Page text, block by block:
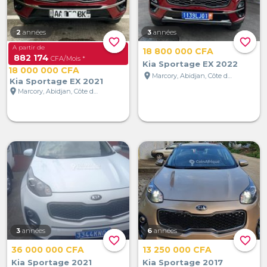
favorite_border
2 années
A partir de
882 174 CFA/Mois *
18 000 000 CFA
Kia Sportage EX 2021
location_on
Marcory, Abidjan, Côte d'Ivoire
favorite_border
3 années
18 800 000 CFA
Kia Sportage EX 2022
location_on
Marcory, Abidjan, Côte d'Ivoire
favorite_border
3 années
36 000 000 CFA
Kia Sportage 2021
favorite_border
6 années
13 250 000 CFA
Kia Sportage 2017